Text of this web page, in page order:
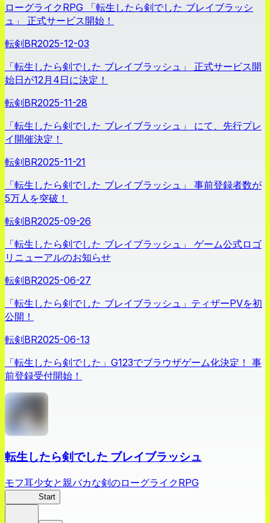
ローグライクRPG 「転生したら剣でした ブレイブラッシ
ュ」 正式サービス開始！
転剣BR2025-12-03
「転生したら剣でした ブレイブラッシュ」 正式サービス開
始日が12月4日に決定！
転剣BR2025-11-28
「転生したら剣でした ブレイブラッシュ」 にて、先行プレ
イ開催決定！
転剣BR2025-11-21
「転生したら剣でした ブレイブラッシュ」 事前登録者数が
5万人を突破！
転剣BR2025-09-26
「転生したら剣でした ブレイブラッシュ」 ゲーム公式ロゴ
リニューアルのお知らせ
転剣BR2025-06-27
「転生したら剣でした ブレイブラッシュ」ティザーPVを初
公開！
転剣BR2025-06-13
「転生したら剣でした」G123でブラウザゲーム化決定！ 事
前登録受付開始！
転生したら剣でした ブレイブラッシュ
モフ耳少女と親バカな剣のローグライクRPG
Start